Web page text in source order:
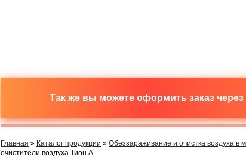
Так же вы можете оформить заказ
Главная » Каталог продукции » Обеззараживание и очистка воздуха в
очистители воздуха Тион А